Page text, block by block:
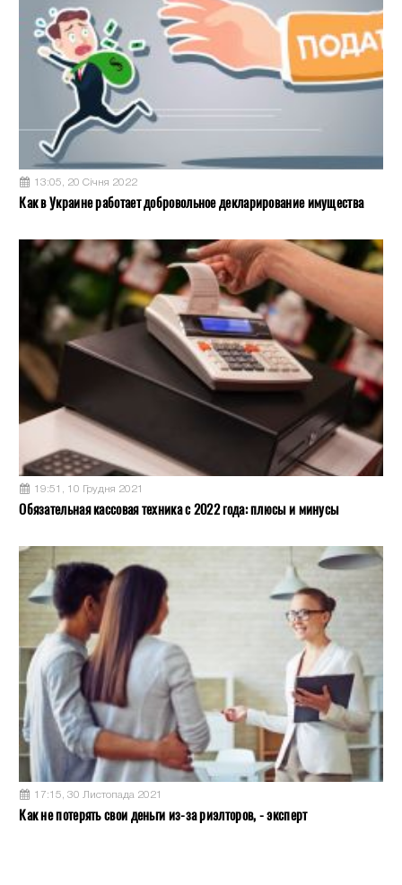
13:05, 20 Січня 2022
Как в Украине работает добровольное декларирование имущества
19:51, 10 Грудня 2021
Обязательная кассовая техника с 2022 года: плюсы и минусы
17:15, 30 Листопада 2021
Как не потерять свои деньги из-за риэлторов, - эксперт